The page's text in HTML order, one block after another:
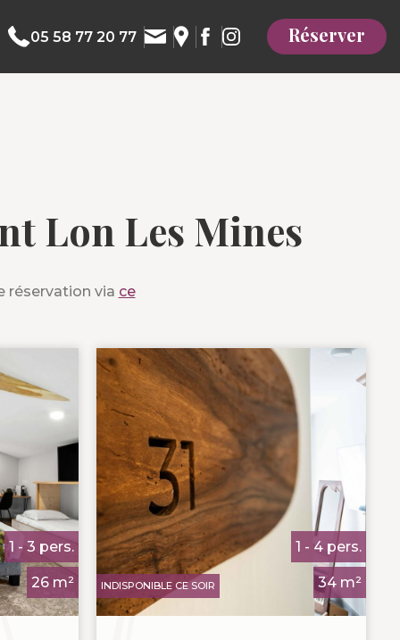
05 58 77 20 77 Réserver
Lon Les Mines
réservation via ce
1 - 3 pers.
26 m²
1 - 4 pers.
34 m²
INDISPONIBLE CE SOIR